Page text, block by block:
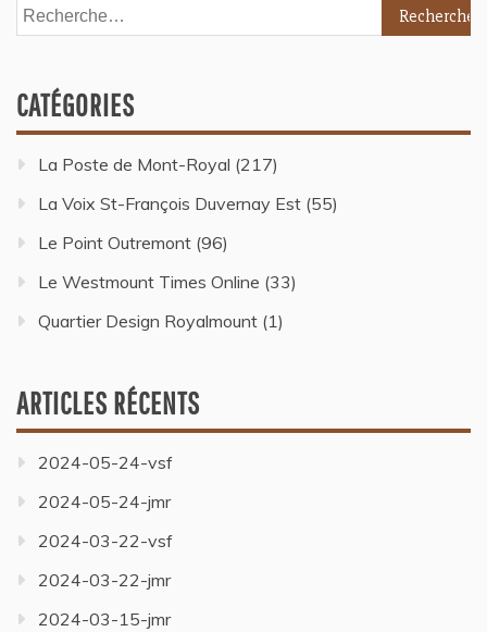
CATÉGORIES
La Poste de Mont-Royal (217)
La Voix St-François Duvernay Est (55)
Le Point Outremont (96)
Le Westmount Times Online (33)
Quartier Design Royalmount (1)
ARTICLES RÉCENTS
2024-05-24-vsf
2024-05-24-jmr
2024-03-22-vsf
2024-03-22-jmr
2024-03-15-jmr